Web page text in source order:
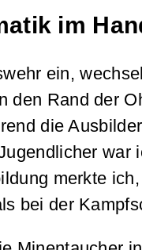
im
ein,
Rand der
die
merkte
bei der